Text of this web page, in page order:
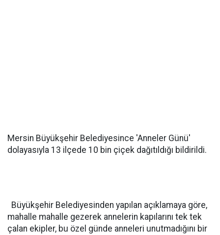
Mersin Büyükşehir Belediyesince 'Anneler Günü'
dolayasıyla 13 ilçede 10 bin çiçek dağıtıldığı bildirildi.
Büyükşehir Belediyesinden yapılan açıklamaya göre,
mahalle mahalle gezerek annelerin kapılarını tek tek
çalan ekipler, bu özel günde anneleri unutmadığını bir